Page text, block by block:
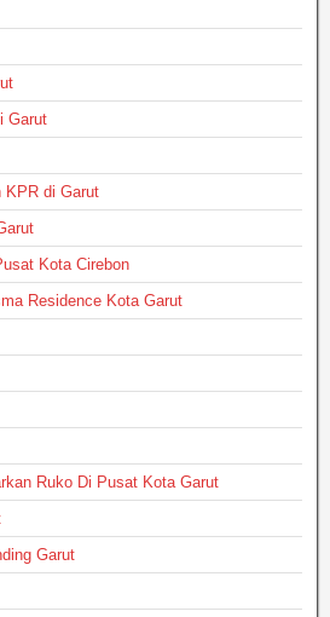
Garut
KPR di Garut
Kota Cirebon
Residence Kota Garut
Ruko Di Pusat Kota Garut
Garut